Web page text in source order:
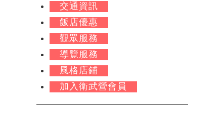
交通資訊
飯店優惠
觀眾服務
導覽服務
風格店鋪
加入衛武營會員